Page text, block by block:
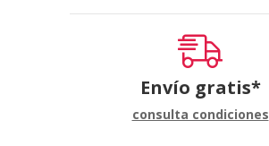
Envío gratis*
consulta condiciones